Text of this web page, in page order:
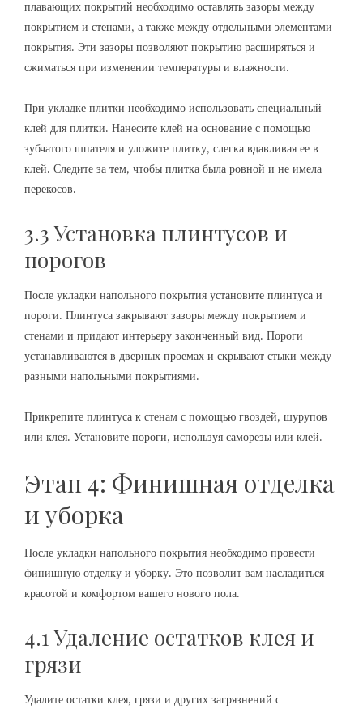
плавающих покрытий необходимо оставлять зазоры между
покрытием и стенами, а также между отдельными элементами
покрытия. Эти зазоры позволяют покрытию расширяться и
сжиматься при изменении температуры и влажности.
При укладке плитки необходимо использовать специальный
клей для плитки. Нанесите клей на основание с помощью
зубчатого шпателя и уложите плитку, слегка вдавливая ее в
клей. Следите за тем, чтобы плитка была ровной и не имела
перекосов.
3.3 Установка плинтусов и
порогов
После укладки напольного покрытия установите плинтуса и
пороги. Плинтуса закрывают зазоры между покрытием и
стенами и придают интерьеру законченный вид. Пороги
устанавливаются в дверных проемах и скрывают стыки между
разными напольными покрытиями.
Прикрепите плинтуса к стенам с помощью гвоздей, шурупов
или клея. Установите пороги, используя саморезы или клей.
Этап 4: Финишная отделка
и уборка
После укладки напольного покрытия необходимо провести
финишную отделку и уборку. Это позволит вам насладиться
красотой и комфортом вашего нового пола.
4.1 Удаление остатков клея и
грязи
Удалите остатки клея, грязи и других загрязнений с